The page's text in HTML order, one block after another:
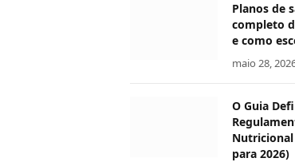
Planos de
completo
e como
maio 28,
O Guia
para 2026)